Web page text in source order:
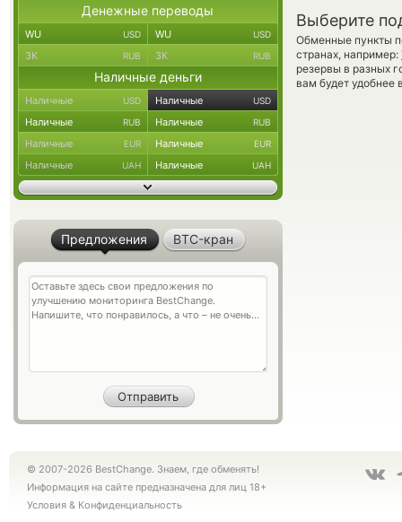
Выберите
Обменные пункты
странах, например:
резервы в разных
вам будет удобнее
Денежные переводы
WU USD WU USD
ЗК RUB ЗК RUB
Наличные деньги
Наличные USD Наличные USD
Наличные RUB Наличные RUB
Наличные EUR Наличные EUR
Наличные UAH Наличные UAH
Предложения BTC-кран
© 2007-2026 BestChange. Знаем, где обменять!
Информация на сайте предназначена для лиц 18+
Условия & Конфиденциальность